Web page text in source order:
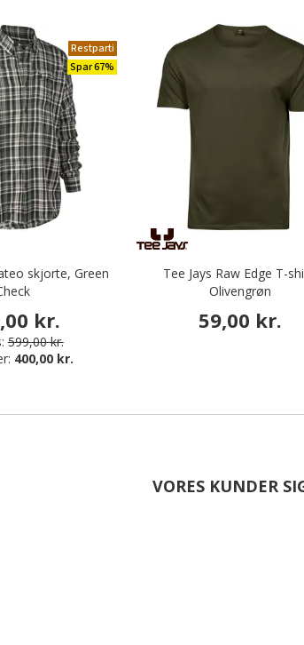
Restparti
Spar 67%
skjorte, Green
kr.
599,00 kr.
400,00 kr.
Tee Jays Raw Edge T-
Olivengrøn
59,00 kr.
VORES KUNDER